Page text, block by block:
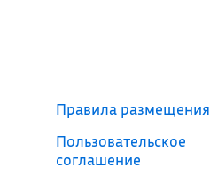
Правила размещения
Пользовательское
соглашение